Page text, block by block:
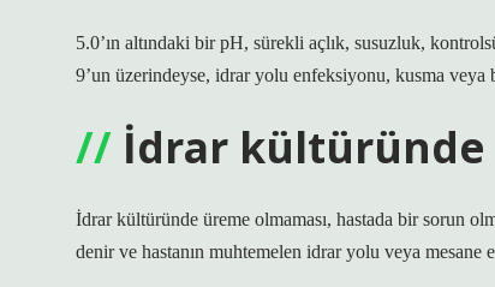
5.0’ın altındaki bir pH, sürekli açlık, susuzluk,
9’un üzerindeyse, idrar yolu enfeksiyonu, kusma veya
İdrar kültüründe
İdrar kültüründe üreme olmaması, hastada bir sorun
denir ve hastanın muhtemelen idrar yolu veya mesane